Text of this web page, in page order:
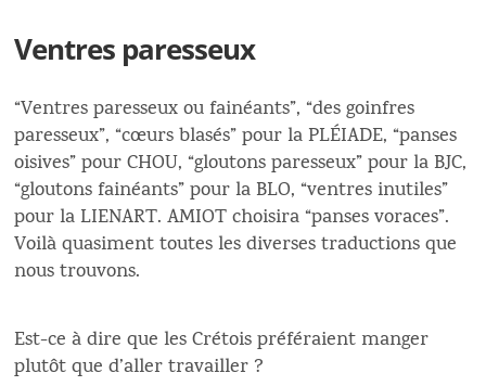
Ventres paresseux
“Ventres paresseux ou fainéants”, “des goinfres
paresseux”, “cœurs blasés” pour la PLÉIADE, “panses
oisives” pour CHOU, “gloutons paresseux” pour la BJC,
“gloutons fainéants” pour la BLO, “ventres inutiles”
pour la LIENART. AMIOT choisira “panses voraces”.
Voilà quasiment toutes les diverses traductions que
nous trouvons.
Est-ce à dire que les Crétois préféraient manger
plutôt que d’aller travailler ?